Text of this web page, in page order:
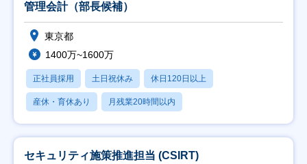
管理会計（部長候補）
東京都
1400万~1600万
正社員採用 土日祝休み 休日120日以上
産休・育休あり 月残業20時間以内
セキュリティ施策推進担当 (CSIRT)